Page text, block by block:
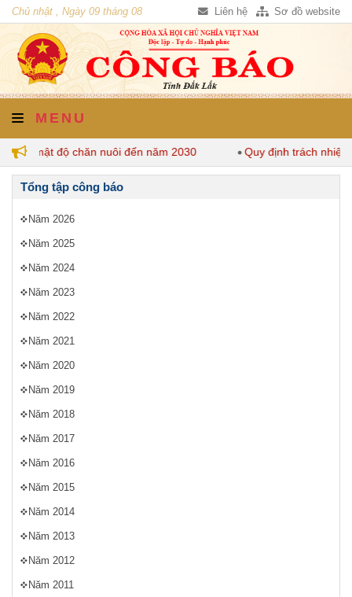
Chủ nhật , Ngày 09 tháng 08
năm 2026
Liên hệ Sơ đồ website
MENU
mật độ chăn nuôi đến năm 2030 Quy định trách nhiệm
Tổng tập công báo
Năm 2026
Năm 2025
Năm 2024
Năm 2023
Năm 2022
Năm 2021
Năm 2020
Năm 2019
Năm 2018
Năm 2017
Năm 2016
Năm 2015
Năm 2014
Năm 2013
Năm 2012
Năm 2011